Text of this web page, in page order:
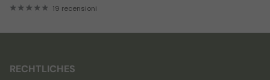
19 recensioni
RECHTLICHES